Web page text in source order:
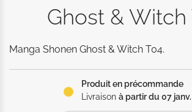
Ghost & Witch
Manga Shonen Ghost & Witch T04.
Produit en précommande
Livraison à partir du 07 janv.